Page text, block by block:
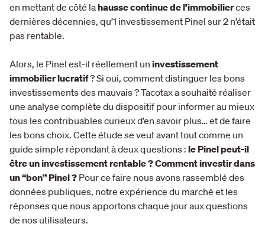
en mettant de côté lahausse continue de l’immobilierces
dernières décennies, qu’1 investissement Pinel sur 2 n’était
pas rentable.
Alors, le Pinel est-il réellement un investissement
immobilier lucratif? Si oui, comment distinguer les bons
investissements des mauvais ? Tacotax a souhaité réaliser
une analyse complète du dispositif pour informer au mieux
tous les contribuables curieux d’en savoir plus… et de faire
les bons choix. Cette étude se veut avant tout comme un
guide simple répondant à deux questions : le Pinel peut-il
être un investissement rentable ? Comment investir dans
un “bon” Pinel ? Pour ce faire nous avons rassemblé des
données publiques, notre expérience du marché et les
réponses que nous apportons chaque jour aux questions
de nos utilisateurs.